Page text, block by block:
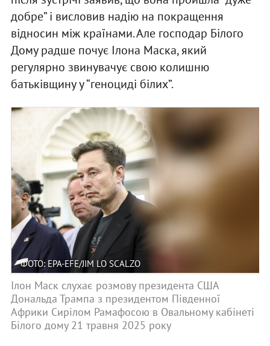
добре” і висловив надію на покращення
відносин між країнами. Але господар Білого
Дому радше почує Ілона Маска, який
регулярно звинувачує свою колишню
батьківщину у “геноциді білих”.
ФОТО: EPA-EFE/JIM LO SCALZO
Ілон Маск слухає розмову президента США
Дональда Трампа з президентом Південної
Африки Сирілом Рамафосою в Овальному кабінеті
Білого дому 21 травня 2025 року